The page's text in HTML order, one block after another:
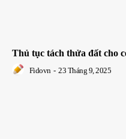
Thủ tục tách thửa đất cho
Fidovn - 23 Tháng 9, 2025